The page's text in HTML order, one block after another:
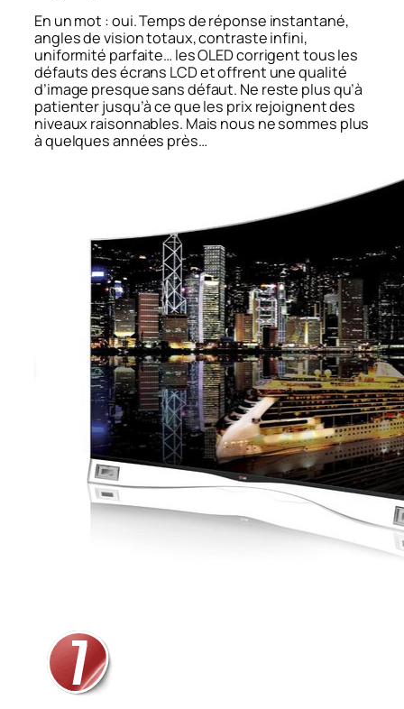
En un mot : oui. Temps de réponse instantané,
angles de vision totaux, contraste infini,
uniformité parfaite… les OLED corrigent tous les
défauts des écrans LCD et offrent une qualité
d’image presque sans défaut. Ne reste plus qu’à
patienter jusqu’à ce que les prix rejoignent des
niveaux raisonnables. Mais nous ne sommes plus
à quelques années près…